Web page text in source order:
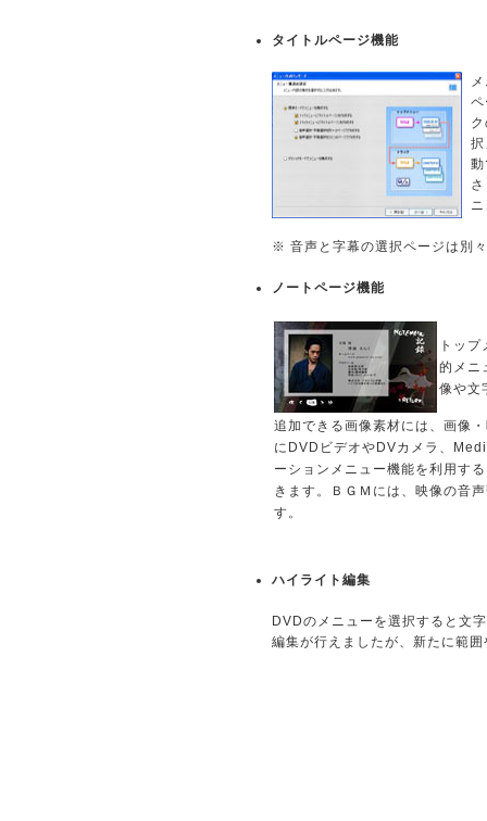
タイトルページ機能
※ 音声と字幕の選択ページは別
ノートページ機能
トッ
的メニ
像や文
追加できる画像素材には、画像
にDVDビデオやDVカメラ、
ーションメニュー機能を利用す
きます。ＢＧＭには、映像の音
す。
ハイライト編集
DVDのメニューを選択すると文
編集が行えましたが、新たに範